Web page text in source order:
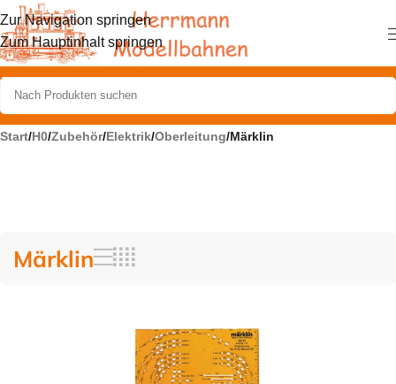
Zur Navigation springen
Zum Hauptinhalt springen
Start/H0/Zubehör/Elektrik/Oberleitung/Märklin
Märklin